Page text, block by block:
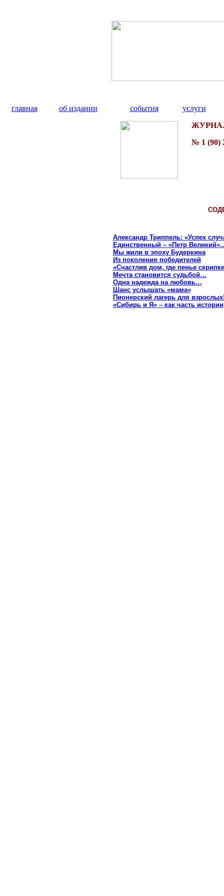
главная об издании события
услуги
№ 1 (90)
Александр Триппель: «Успех
Единственный – «Петр
Мы жили в эпоху Будеркина
Из поколения победителей
«Счастлив дом, где пенье
Мечта становится судьбой…
Одна надежда на любовь…
Шанс услышать «мама»
Пионерский лагерь для
«Сибирь и Я» – как часть истории